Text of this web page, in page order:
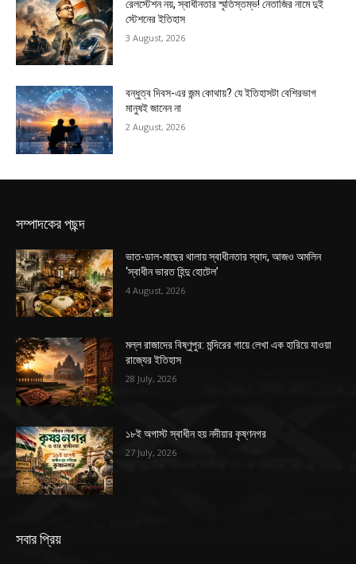
রেলস্টেশন নয়, স্বাধীনতার স্মৃতিস্তম্ভ! নেতাজির নামে দুই
স্টেশনের ইতিহাস
3 August, 2026
বন্ধুত্ব দিবস-এর জন্ম কোথায়? যে ইতিহাসটা বেশিরভাগ
মানুষই জানেন না
2 August, 2026
সম্পাদকের পছন্দ
ভাত-ডাল-মাছের থালায় স্বাধীনতার স্বাদ, আজও অমলিন
‘স্বাধীন ভারত হিন্দু হোটেল’
4 August, 2026
মল্ল রাজাদের বিষ্ণুপুর: মন্দিরের গায়ে লেখা এক হারিয়ে যাওয়া
রাজ্যের ইতিহাস
28 July, 2026
১৮ই অগাস্ট স্বাধীন হয় নদীয়ার কৃষ্ণনগর
27 July, 2026
সবার প্রিয়